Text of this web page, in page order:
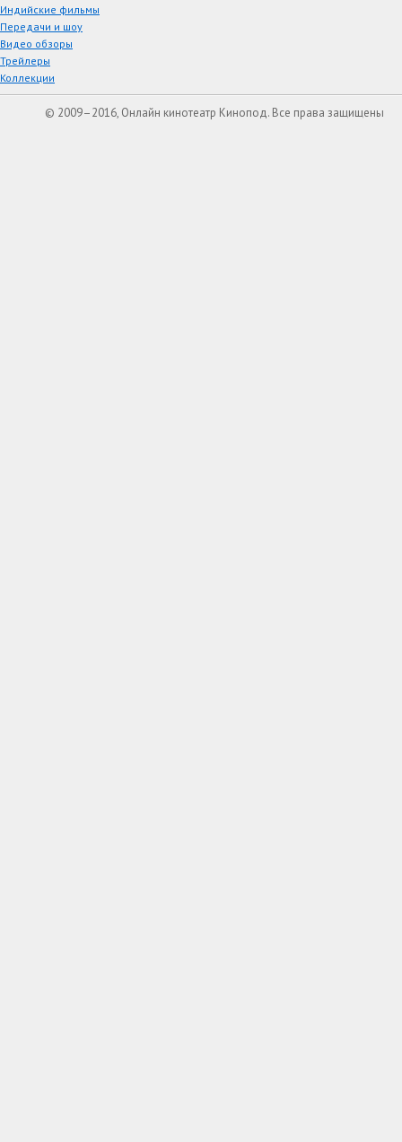
Индийские фильмы
Передачи и шоу
Видео обзоры
Трейлеры
Коллекции
© 2009–2016, Онлайн кинотеатр Кинопод. Все права защищены